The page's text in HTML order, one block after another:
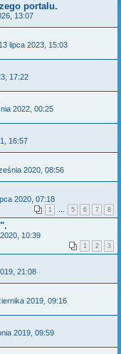
portalu.
13:07
lipca 2023, 15:03
17:22
2022, 00:25
16:57
2020, 08:56
2020, 07:18
1 … 5 6 7 8
10:39
1 2 3
21:08
2019, 09:16
2019, 09:59